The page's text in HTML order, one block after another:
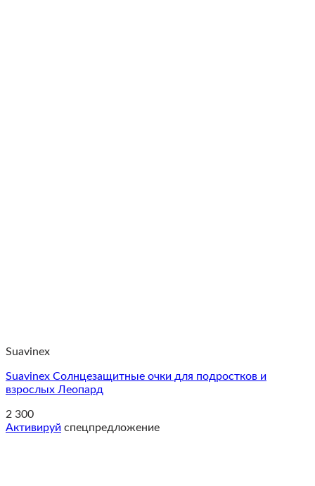
Suavinex
Suavinex Солнцезащитные очки для подростков и
взрослых Леопард
2 300
Активируй спецпредложение